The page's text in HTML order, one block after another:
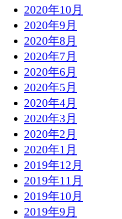
2020年10月
2020年9月
2020年8月
2020年7月
2020年6月
2020年5月
2020年4月
2020年3月
2020年2月
2020年1月
2019年12月
2019年11月
2019年10月
2019年9月